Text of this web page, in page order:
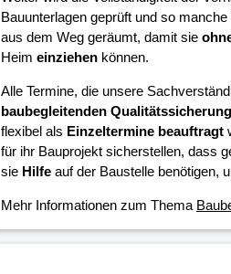
Bauunterlagen geprüft und so
aus dem Weg geräumt, damit sie
Heim einziehenkönnen.
Alle Termine, die unsere
baubegleitenden Qualitätssicherung
flexibel als Einzeltermine beauftragt
für ihr Bauprojekt sicherstellen, dass
sie Hilfeauf der Baustelle benötigen,
Mehr Informationen zum Thema